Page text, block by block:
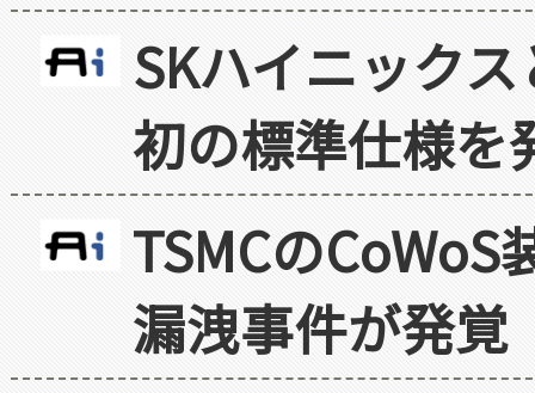
SKハイニック
初の標準仕様を
TSMCの
漏洩事件が発覚